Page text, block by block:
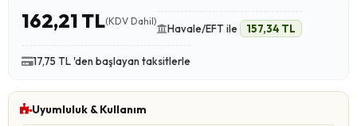
162,21 TL(KDV Dahil)
Havale/EFT ile 157,34 TL
17,75 TL 'den başlayan taksitlerle
Uyumluluk & Kullanım